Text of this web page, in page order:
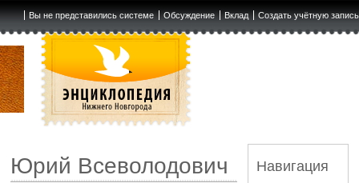
Вы не представились системе Обсуждение Вклад Создать учётную запись
Юрий Всеволодович Навигация